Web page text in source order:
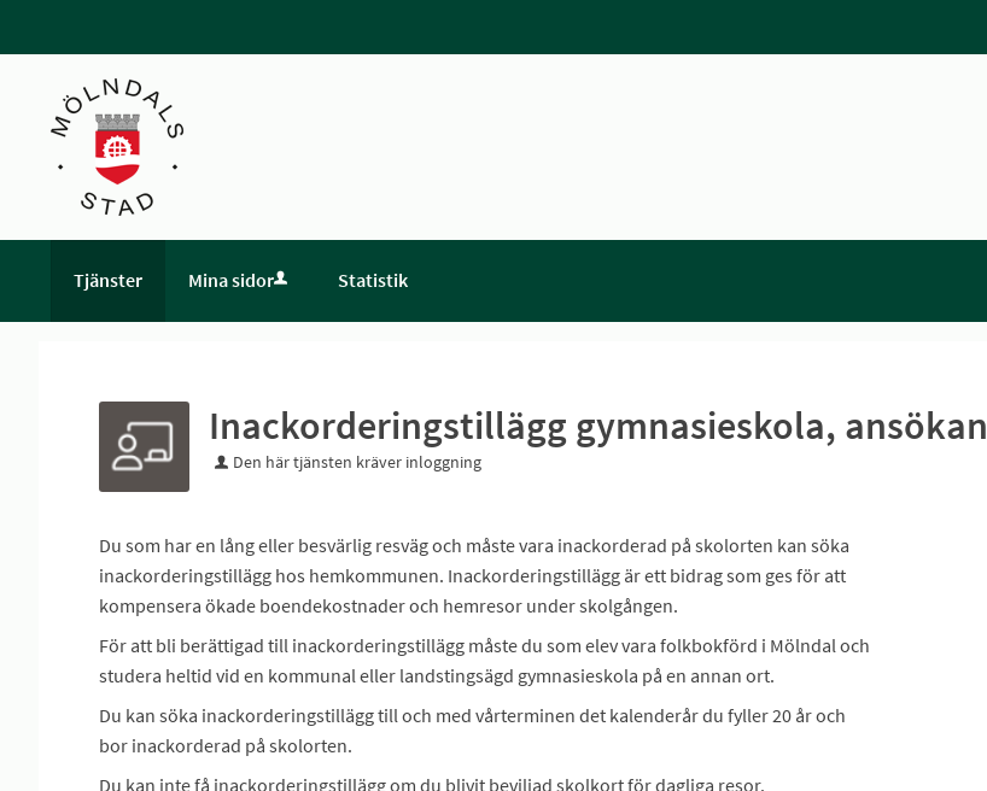
Tjänster Mina sidor Statistik
Inackorderingstillägg gymnasieskola, ansökan
Den här tjänsten kräver inloggning
Du som har en lång eller besvärlig resväg och måste vara inackorderad på skolorten kan söka
inackorderingstillägg hos hemkommunen. Inackorderingstillägg är ett bidrag som ges för att
kompensera ökade boendekostnader och hemresor under skolgången.
För att bli berättigad till inackorderingstillägg måste du som elev vara folkbokförd i Mölndal och
studera heltid vid en kommunal eller landstingsägd gymnasieskola på en annan ort.
Du kan söka inackorderingstillägg till och med vårterminen det kalenderår du fyller 20 år och
bor inackorderad på skolorten.
Du kan inte få inackorderingstillägg om du blivit beviljad skolkort för dagliga resor.